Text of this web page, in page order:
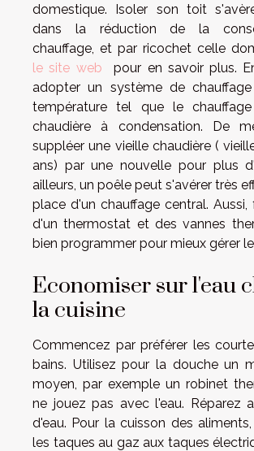
domestique. Isoler son toit
dans la réduction de la
chauffage, et par ricochet celle
le site web pour en savoir plus.
adopter un système de
température tel que le
chaudière à condensation. De
suppléer une vieille chaudière (
ans) par une nouvelle pour plus
ailleurs, un poêle peut s'avérer très
place d'un chauffage central.
d'un thermostat et des vannes
bien programmer pour mieux gérer
Economiser sur l'eau
la cuisine
Commencez par préférer les
bains. Utilisez pour la douche un
moyen, par exemple un robinet
ne jouez pas avec l'eau. Réparez
d'eau. Pour la cuisson des
les taques au gaz aux taques